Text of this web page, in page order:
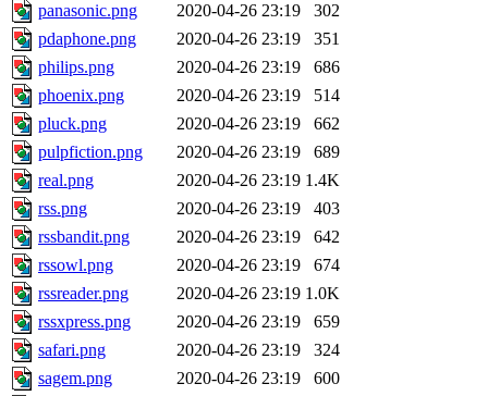
panasonic.png
2020-04-26 23:19
302
pdaphone.png
2020-04-26 23:19
351
philips.png
2020-04-26 23:19
686
phoenix.png
2020-04-26 23:19
514
pluck.png
2020-04-26 23:19
662
pulpfiction.png
2020-04-26 23:19
689
real.png
2020-04-26 23:19 1.4K
rss.png
2020-04-26 23:19
403
rssbandit.png
2020-04-26 23:19
642
rssowl.png
2020-04-26 23:19
674
rssreader.png
2020-04-26 23:19 1.0K
rssxpress.png
2020-04-26 23:19
659
safari.png
2020-04-26 23:19
324
sagem.png
2020-04-26 23:19
600